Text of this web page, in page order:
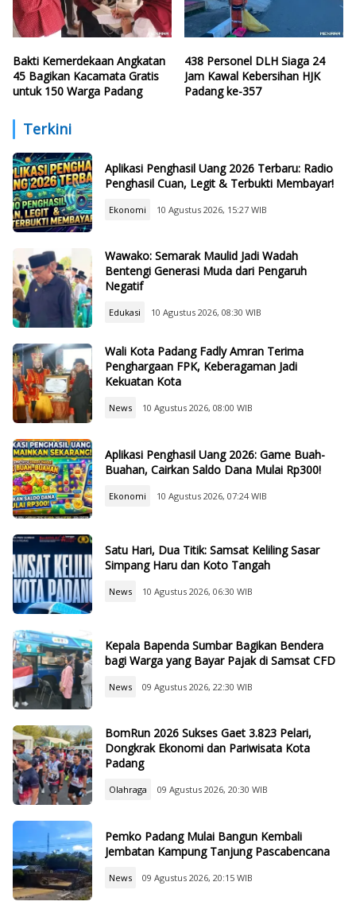
Bakti Kemerdekaan Angkatan
45 Bagikan Kacamata Gratis
untuk 150 Warga Padang
438 Personel DLH Siaga 24
Jam Kawal Kebersihan HJK
Padang ke-357
Terkini
Aplikasi Penghasil Uang 2026 Terbaru: Radio
Penghasil Cuan, Legit & Terbukti Membayar!
Ekonomi 10 Agustus 2026, 15:27 WIB
Wawako: Semarak Maulid Jadi Wadah
Bentengi Generasi Muda dari Pengaruh
Negatif
Edukasi 10 Agustus 2026, 08:30 WIB
Wali Kota Padang Fadly Amran Terima
Penghargaan FPK, Keberagaman Jadi
Kekuatan Kota
News 10 Agustus 2026, 08:00 WIB
Aplikasi Penghasil Uang 2026: Game Buah-
Buahan, Cairkan Saldo Dana Mulai Rp300!
Ekonomi 10 Agustus 2026, 07:24 WIB
Satu Hari, Dua Titik: Samsat Keliling Sasar
Simpang Haru dan Koto Tangah
News 10 Agustus 2026, 06:30 WIB
Kepala Bapenda Sumbar Bagikan Bendera
bagi Warga yang Bayar Pajak di Samsat CFD
News 09 Agustus 2026, 22:30 WIB
BomRun 2026 Sukses Gaet 3.823 Pelari,
Dongkrak Ekonomi dan Pariwisata Kota
Padang
Olahraga 09 Agustus 2026, 20:30 WIB
Pemko Padang Mulai Bangun Kembali
Jembatan Kampung Tanjung Pascabencana
News 09 Agustus 2026, 20:15 WIB